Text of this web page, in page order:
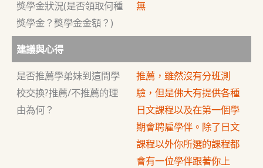
獎學金狀況(是否領取何種
獎學金？獎學金金額？)
無
建議與心得
是否推薦學弟妹到這間學
校交換?推薦/不推薦的理
由為何？
推薦，雖然沒有分班測
驗，但是佛大有提供各種
日文課程以及在第一個學
期會聘雇學伴。除了日文
課程以外你所選的課程都
會有一位學伴跟著你上